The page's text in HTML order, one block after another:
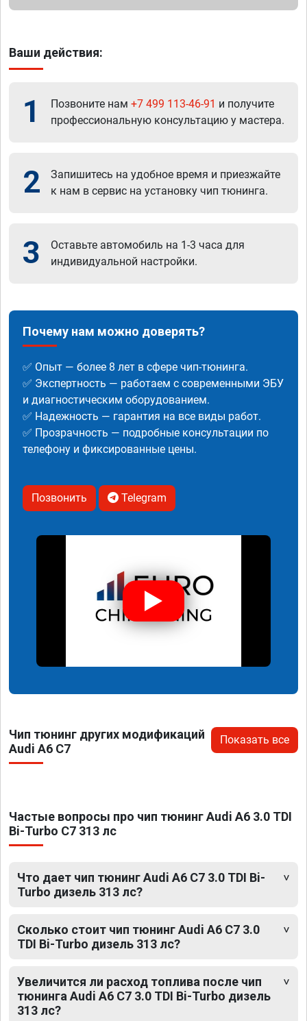
Ваши действия:
1 Позвоните нам +7 499 113-46-91 и получите
профессиональную консультацию у мастера.
2
Запишитесь на удобное время и приезжайте
к нам в сервис на установку чип тюнинга.
3
Оставьте автомобиль на 1-3 часа для
индивидуальной настройки.
Почему нам можно доверять?
✅ Опыт — более 8 лет в сфере чип-тюнинга.
✅ Экспертность — работаем с современными ЭБУ
и диагностическим оборудованием.
✅ Надежность — гарантия на все виды работ.
✅ Прозрачность — подробные консультации по
телефону и фиксированные цены.
Позвонить Telegram
Чип тюнинг других модификаций
Audi A6 C7
Показать все
Частые вопросы про чип тюнинг Audi A6 3.0 TDI
Bi-Turbo C7 313 лс
Что дает чип тюнинг Audi A6 C7 3.0 TDI Bi-
Turbo дизель 313 лс?
Сколько стоит чип тюнинг Audi A6 C7 3.0
TDI Bi-Turbo дизель 313 лс?
Увеличится ли расход топлива после чип
тюнинга Audi A6 C7 3.0 TDI Bi-Turbo дизель
313 лс?